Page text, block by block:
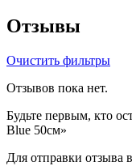
Отзывы
Очистить фильтры
Отзывов пока нет.
Будьте первым, кто
Blue 50см»
Для отправки отзыва